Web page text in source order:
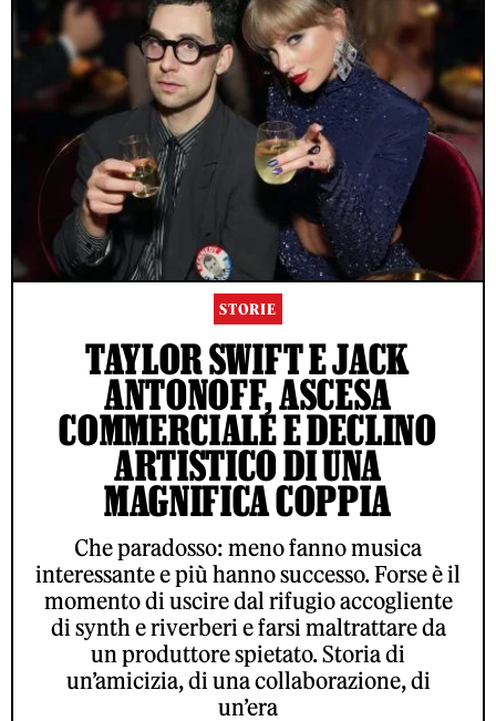
STORIE
TAYLOR SWIFT E JACK
ANTONOFF, ASCESA
COMMERCIALE E DECLINO
ARTISTICO DI UNA
MAGNIFICA COPPIA
Che paradosso: meno fanno musica
interessante e più hanno successo. Forse è il
momento di uscire dal rifugio accogliente
di synth e riverberi e farsi maltrattare da
un produttore spietato. Storia di
un’amicizia, di una collaborazione, di
un’era